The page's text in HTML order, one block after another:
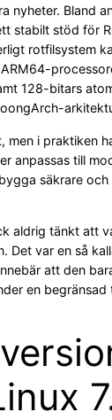
nyheter. Bland
stabilt stöd för
rotfilsystem
128-bitars
men i praktiken
anpassas till
säkrare och
aldrig tänkt att
Det var en så
att den
en begränsad